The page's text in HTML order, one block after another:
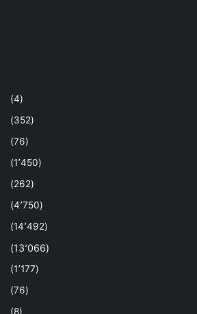
(4)
(352)
(76)
(1٬450)
(262)
(4٬750)
(14٬492)
(13٬066)
(1٬177)
(76)
(8)